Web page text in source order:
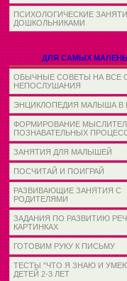
ПСИХОЛОГИЧЕСКИЕ
ДОШКОЛЬНИКАМИ
ДЛЯ САМЫХ
ОБЫЧНЫЕ СОВЕТЫ НА ВСЕ
НЕПОСЛУШАНИЯ
ЭНЦИКЛОПЕДИЯ МАЛЫША В
ФОРМИРОВАНИЕ
ПОЗНАВАТЕЛЬНЫХ
ЗАНЯТИЯ ДЛЯ МАЛЫШЕЙ
ПОСЧИТАЙ И ПОИГРАЙ
РАЗВИВАЮЩИЕ ЗАНЯТИЯ С
РОДИТЕЛЯМИ
ЗАДАНИЯ ПО РАЗВИТИЮ
КАРТИНКАХ
ГОТОВИМ РУКУ К ПИСЬМУ
ТЕСТЫ "ЧТО Я ЗНАЮ И
ДЕТЕЙ 2-3 ЛЕТ